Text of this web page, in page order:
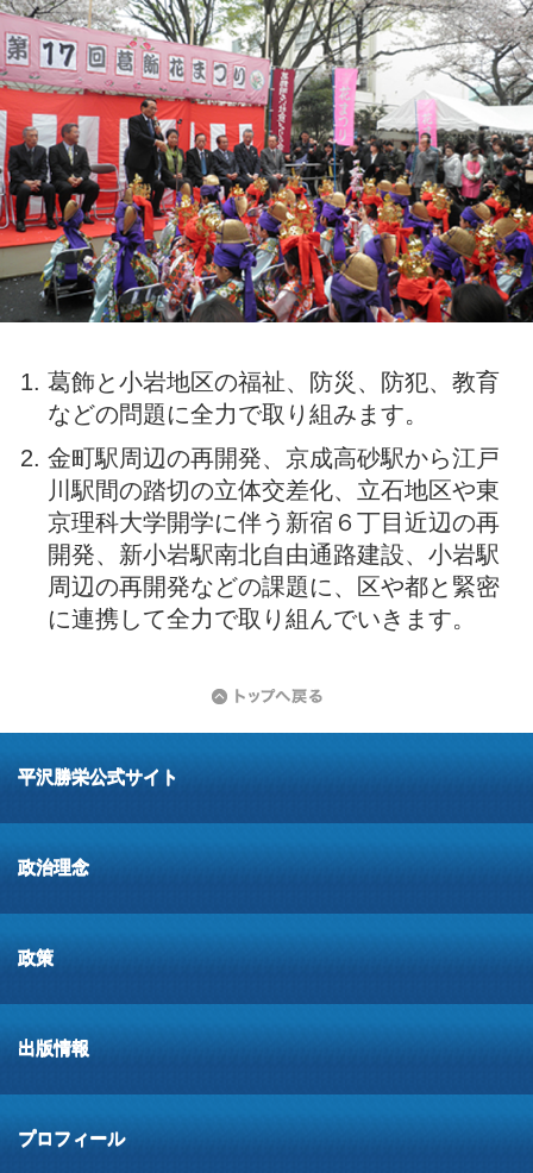
葛飾と小岩地区の福祉、防災、防犯、教育
などの問題に全力で取り組みます。
金町駅周辺の再開発、京成高砂駅から江戸
川駅間の踏切の立体交差化、立石地区や東
京理科大学開学に伴う新宿６丁目近辺の再
開発、新小岩駅南北自由通路建設、小岩駅
周辺の再開発などの課題に、区や都と緊密
に連携して全力で取り組んでいきます。
平沢勝栄公式サイト
政治理念
政策
出版情報
プロフィール